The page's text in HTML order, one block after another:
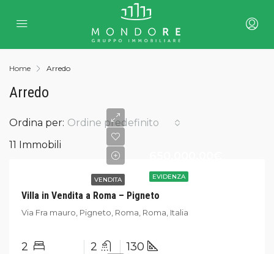
Home Arredo
Arredo
11 Immobili
Ordina per: Ordine predefinito
EVIDENZA
VENDITA
Villa in Vendita a Roma – Pigneto
Via Fra mauro, Pigneto, Roma, Roma, Italia
2 2 130